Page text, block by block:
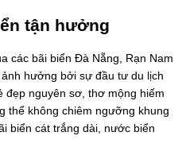
tận hưởng
các bãi biển Đà Nẵng, Rạn Nam
hưởng bởi sự đầu tư du lịch
đẹp nguyên sơ, thơ mộng hiếm
thể không chiêm ngưỡng khung
biển cát trắng dài, nước biển